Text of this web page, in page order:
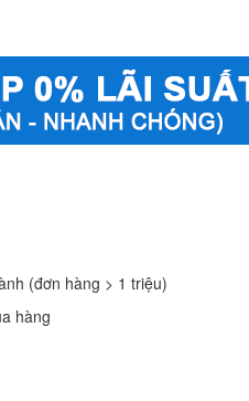
(đơn hàng > 1 triệu)
hàng